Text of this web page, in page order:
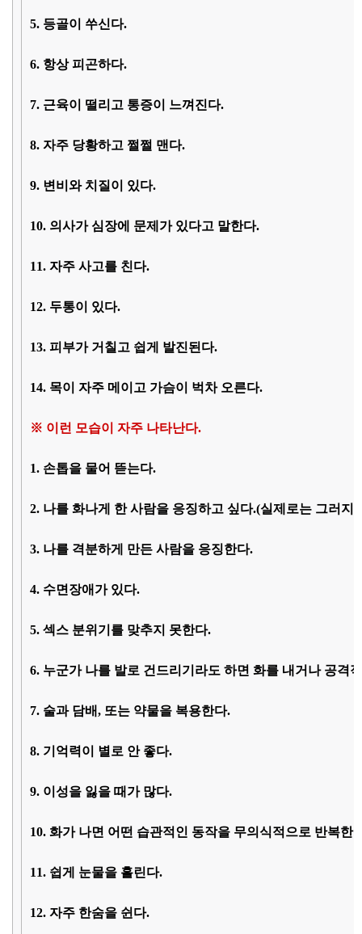
5. 등골이 쑤신다.
6. 항상 피곤하다.
7. 근육이 떨리고 통증이 느껴진다.
8. 자주 당황하고 쩔쩔 맨다.
9. 변비와 치질이 있다.
10. 의사가 심장에 문제가 있다고 말한다.
11. 자주 사고를 친다.
12. 두통이 있다.
13. 피부가 거칠고 쉽게 발진된다.
14. 목이 자주 메이고 가슴이 벅차 오른다.
※ 이런 모습이 자주 나타난다.
1. 손톱을 물어 뜯는다.
2. 나를 화나게 한 사람을 응징하고 싶다.(실제로는 그러지
3. 나를 격분하게 만든 사람을 응징한다.
4. 수면장애가 있다.
5. 섹스 분위기를 맞추지 못한다.
6. 누군가 나를 발로 건드리기라도 하면 화를 내거나 공격
7. 술과 담배, 또는 약물을 복용한다.
8. 기억력이 별로 안 좋다.
9. 이성을 잃을 때가 많다.
10. 화가 나면 어떤 습관적인 동작을 무의식적으로 반복한
11. 쉽게 눈물을 흘린다.
12. 자주 한숨을 쉰다.